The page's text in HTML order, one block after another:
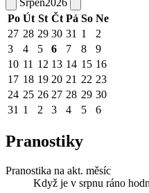
Srpen2026
Po Út St Čt Pá So Ne
27 28 29 30 31 1
2
3
4 5 6 7 8
9
10 11 12 13 14 15 16
17 18 19 20 21 22 23
24 25 26 27 28 29 30
31 1 2 3 4 5 6
Pranostiky
Pranostika na akt. měsíc
Když je v srpnu ráno